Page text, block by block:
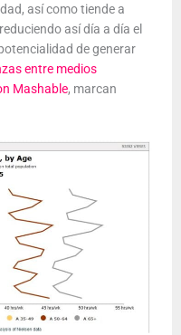
así como tiende a
así día a día el
de generar
entre medios
Mashable, marcan